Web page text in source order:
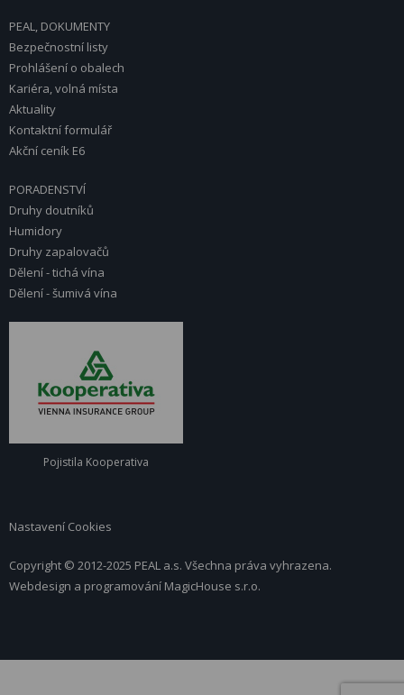
PEAL, DOKUMENTY
Bezpečnostní listy
Prohlášení o obalech
Kariéra, volná místa
Aktuality
Kontaktní formulář
Akční ceník E6
PORADENSTVÍ
Druhy doutníků
Humidory
Druhy zapalovačů
Dělení - tichá vína
Dělení - šumivá vína
Pojistila Kooperativa
Nastavení Cookies
Copyright © 2012-2025 PEAL a.s. Všechna práva vyhrazena.
Webdesign a programování MagicHouse s.r.o.